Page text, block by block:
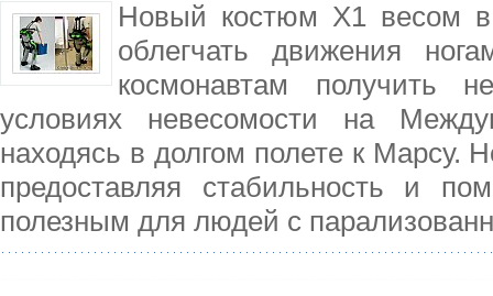
Новый костюм X1 весом в
облегчать движения
космонавтам получить
условиях невесомости на
находясь в долгом полете к Марсу.
предоставляя стабильность и
полезным для людей с